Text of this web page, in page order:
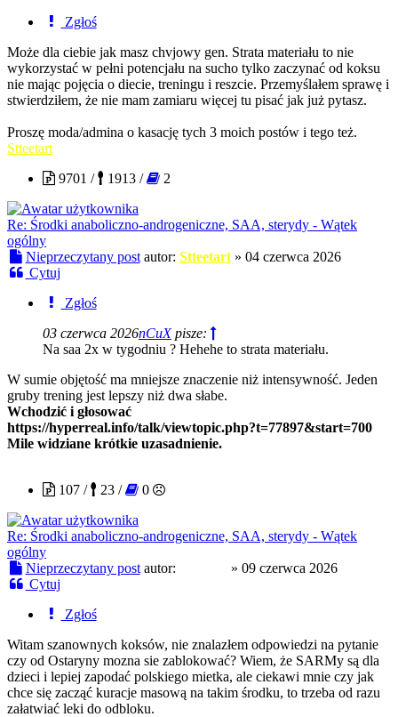
Zgłoś
Może dla ciebie jak masz chvjowy gen. Strata materiału to nie
wykorzystać w pełni potencjału na sucho tylko zaczynać od koksu
nie mając pojęcia o diecie, treningu i reszcie. Przemyślałem sprawę i
stwierdziłem, że nie mam zamiaru więcej tu pisać jak już pytasz.
Proszę moda/admina o kasację tych 3 moich postów i tego też.
Stteetart
9701 /
1913 / 2
Re: Środki anaboliczno-androgeniczne, SAA, sterydy - Wątek
ogólny
Nieprzeczytany post autor: Stteetart» 04 czerwca 2026
Cytuj
Zgłoś
03 czerwca 2026nCuXpisze:
Na saa 2x w tygodniu ? Hehehe to strata materiału.
W sumie objętość ma mniejsze znaczenie niż intensywność. Jeden
gruby trening jest lepszy niż dwa słabe.
Wchodzić i głosować
https://hyperreal.info/talk/viewtopic.php?t=77897&start=700
Mile widziane krótkie uzasadnienie.
107 /
23 / 0
Re: Środki anaboliczno-androgeniczne, SAA, sterydy - Wątek
ogólny
Nieprzeczytany post autor: » 09 czerwca 2026
Cytuj
Zgłoś
Witam szanownych koksów, nie znalazłem odpowiedzi na pytanie
czy od Ostaryny mozna sie zablokować? Wiem, że SARMy są dla
dzieci i lepiej zapodać polskiego mietka, ale ciekawi mnie czy jak
chce się zacząć kuracje masową na takim środku, to trzeba od razu
załatwiać leki do odbloku.